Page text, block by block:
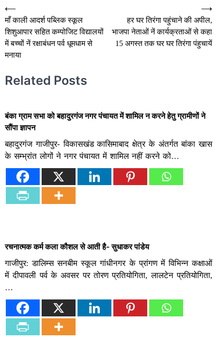
Post
navigation
⟵
माँ काली आदर्श पब्लिक स्कूल
शिशुआपार सहित कम्पोजिट विद्यालयों
में बच्चों नें रक्षाबंधन पर्व धूमधाम से
मनाया
हर घर तिरंगा पहुंचाने की अपील,
भाजपा नेताओं नें कार्यक्रताओं से कहा
15 अगस्त तक घर घर तिरंगा पंहुचायें
⟶
Related Posts
बंका ग्राम सभा को बहादुरगंज नगर पंचायत में शामिल न करने हेतु ग्रामीणों ने
सौंपा ज्ञापन
बहादुरगंज गाजीपुर- विकासखंड कासिमाबाद क्षेत्र के अंतर्गत बांका खास
के सम्भ्रांत लोगों ने नगर पंचायत में शामिल नहीं करने को…
रचनात्मक कर्म कला कौशल से आती है- सुधाकर पांडेय
गाजीपुर: डालिम्स सनबीम स्कूल गांधीनगर के प्रांगण में विभिन्न कक्षाओं
में दीपावली पर्व के अवसर पर तोरण प्रतियोगिता, लालटेन प्रतियोगिता,
…